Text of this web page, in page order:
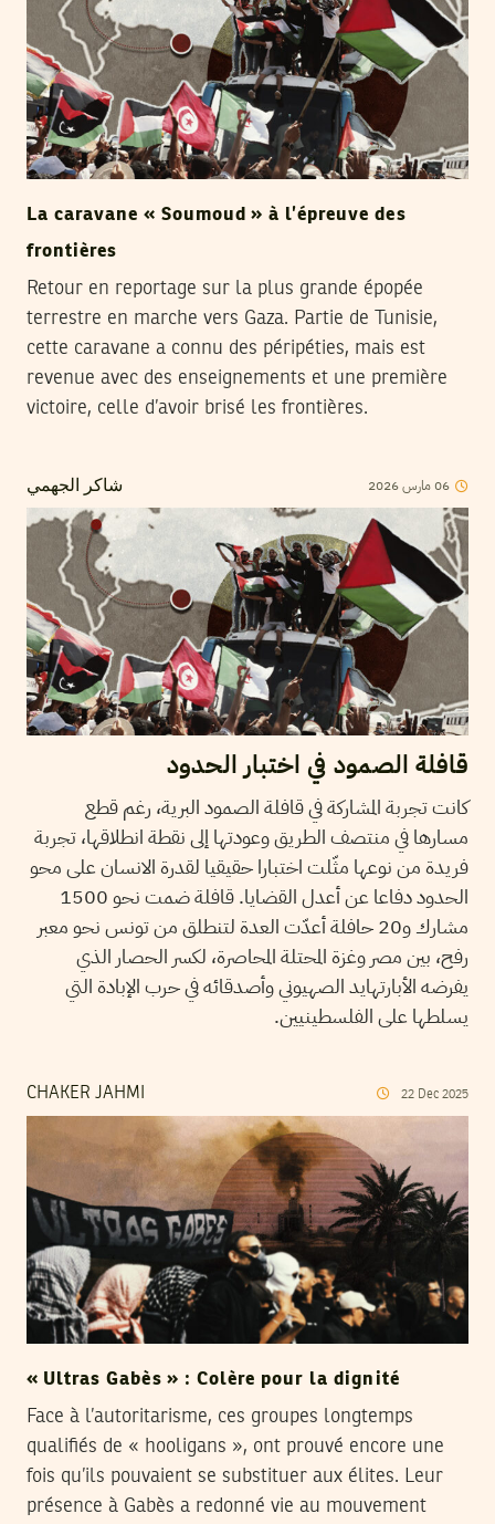
La caravane « Soumoud » à l’épreuve des
frontières
Retour en reportage sur la plus grande épopée
terrestre en marche vers Gaza. Partie de Tunisie,
cette caravane a connu des péripéties, mais est
revenue avec des enseignements et une première
victoire, celle d’avoir brisé les frontières.
شاكر الجهمي 06مارس2026
قافلة الصمود في اختبار الحدود
كانت تجربة المشاركة في قافلة الصمود البرية، رغم قطع
مسارها في منتصف الطريق وعودتها إلى نقطة انطلاقها، تجربة
فريدة من نوعها مثّلت اختبارا حقيقيا لقدرة الانسان على محو
الحدود دفاعا عن أعدل القضايا. قافلة ضمت نحو 1500
مشارك و20 حافلة أعدّت العدة لتنطلق من تونس نحو معبر
رفح، بين مصر وغزة المحتلة المحاصرة، لكسر الحصار الذي
يفرضه الأبارتهايد الصهيوني وأصدقائه في حرب الإبادة التي
يسلطها على الفلسطينيين.
CHAKER JAHMI 22 Dec 2025
« Ultras Gabès » : Colère pour la dignité
Face à l’autoritarisme, ces groupes longtemps
qualifiés de « hooligans », ont prouvé encore une
fois qu’ils pouvaient se substituer aux élites. Leur
présence à Gabès a redonné vie au mouvement